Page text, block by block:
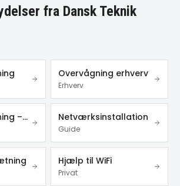
fra Dansk Teknik
Overvågning erhverv
Erhverv
Videoovervågning – privat & erhverv Netværksinstallation
Guide
Hjælp til WiFi
Privat